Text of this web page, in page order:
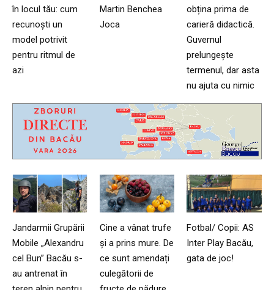
în locul tău: cum
recunoști un
model potrivit
pentru ritmul de
azi
Martin Benchea
Joca
obțina prima de
carieră didactică.
Guvernul
prelungește
termenul, dar asta
nu ajuta cu nimic
Jandarmii Grupării
Mobile „Alexandru
cel Bun” Bacău s-
au antrenat în
Cine a vânat trufe
și a prins mure. De
ce sunt amendați
culegătorii de
Fotbal/ Copii: AS
Inter Play Bacău,
gata de joc!